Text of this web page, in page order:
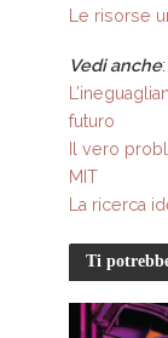
Le risorse
Vedi anche:
futuro
Il vero
MIT
La ricerca
Ti